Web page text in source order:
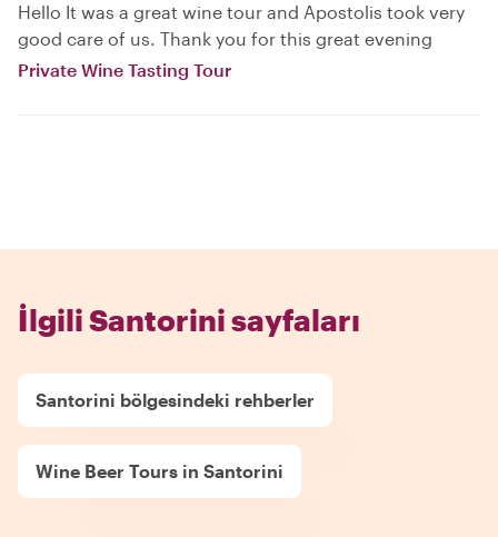
Hello It was a great wine tour and Apostolis took very
good care of us. Thank you for this great evening
Private Wine Tasting Tour
İlgili Santorini sayfaları
Santorini bölgesindeki rehberler
Wine Beer Tours in Santorini